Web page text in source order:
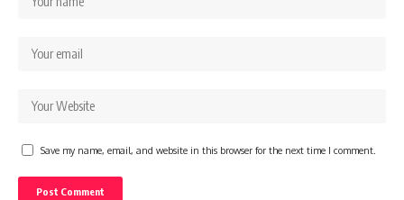
Save my name, email, and website in this browser for the next time I comment.